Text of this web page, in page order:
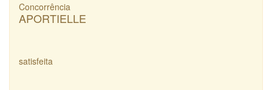
Concorrência
APORTIELLE
satisfeita